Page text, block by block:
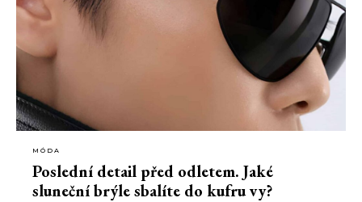
MÓDA
Poslední detail před odletem. Jaké
sluneční brýle sbalíte do kufru vy?